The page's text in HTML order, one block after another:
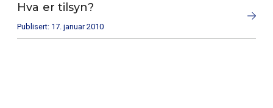
Hva er tilsyn?
Publisert: 17. januar 2010